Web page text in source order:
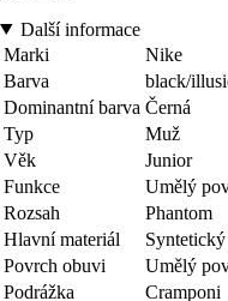
Další informace
Marki
Nike
Barva
black/
Dominantní barva Černá
Typ
Muž
Věk
Junior
Funkce
Umělý
Rozsah
Phantom
Hlavní materiál
Povrch obuvi
Umělý
Podrážka
Cramponi